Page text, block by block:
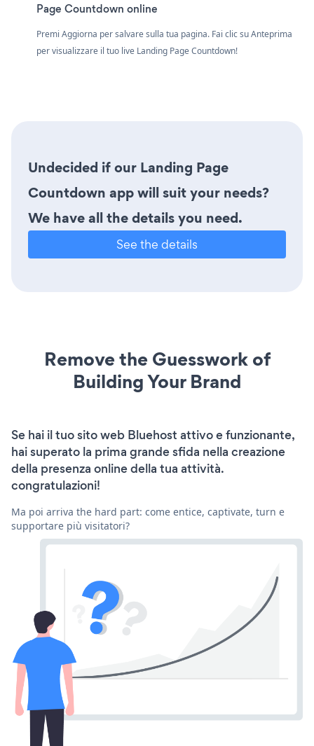
Page Countdown online
Premi Aggiorna per salvare sulla tua pagina. Fai clic su Anteprima
per visualizzare il tuo live Landing Page Countdown!
Undecided if our Landing Page
Countdown app will suit your needs?
We have all the details you need.
See the details
Remove the Guesswork of
Building Your Brand
Se hai il tuo sito web Bluehost attivo e funzionante,
hai superato la prima grande sfida nella creazione
della presenza online della tua attività.
congratulazioni!
Ma poi arriva the hard part: come entice, captivate, turn e
supportare più visitatori?